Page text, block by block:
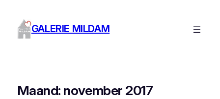
GALERIE MILDAM
Maand: november 2017